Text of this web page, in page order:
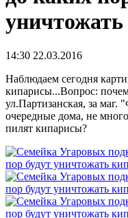
14:30 22.03.2016
Наблюдаем сегодня
кипарисы...Вопрос:
ул.Партизанская, за маг.
очередные дома, не
пилят кипарисы?